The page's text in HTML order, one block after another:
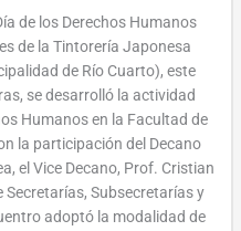
de los Derechos Humanos
de la Tintorería Japonesa
de Río Cuarto), este
se desarrolló la actividad
Humanos en la Facultad de
la participación del Decano
el Vice Decano, Prof. Cristian
Subsecretarías y
adoptó la modalidad de